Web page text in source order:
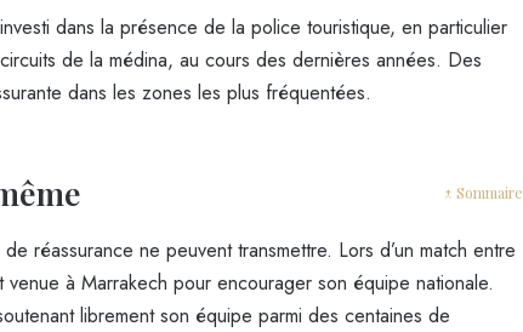
dans la présence de la police touristique, en particulier
de la médina, au cours des dernières années. Des
dans les zones les plus fréquentées.
↑ Sommaire
réassurance ne peuvent transmettre. Lors d’un match entre
à Marrakech pour encourager son équipe nationale.
librement son équipe parmi des centaines de